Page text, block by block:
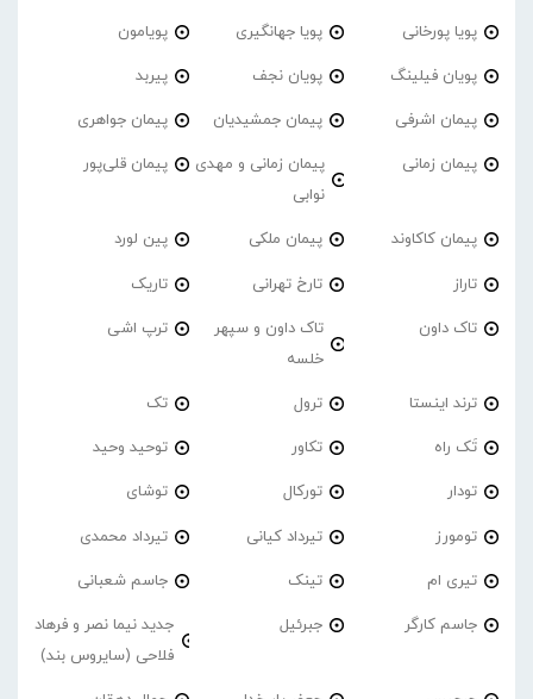
پویا پورخانی پویا جهانگیری پویامون
پویان فیلینگ پویان نجف پیربد
پیمان اشرفی پیمان جمشیدیان پیمان جواهری
پیمان زمانی
پیمان زمانی و مهدی
نوابی
پیمان قلی‌پور
پیمان کاکاوند پیمان ملکی پین لورد
تاراز تارخ تهرانی تاریک
تاک داون
تاک داون و سپهر
خلسه
ترپ اشی
ترند اینستا ترول تک
تَک راه تکاور توحید وحید
تودار تورکال توشای
تومورز تیرداد کیانی تیرداد محمدی
تیری ام تینک جاسم شعبانی
جاسم کارگر جبرئیل
جدید نیما نصر و فرهاد
فلاحی (سایروس بند)